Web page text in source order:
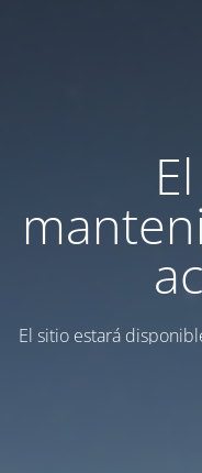
El sitio estará